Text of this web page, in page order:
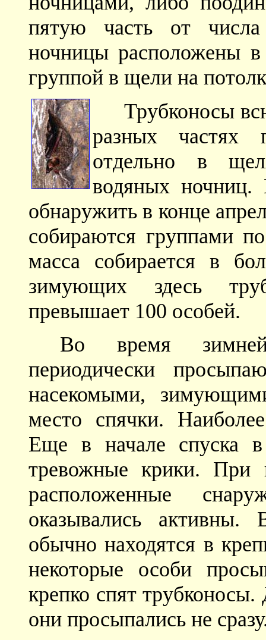
пятую часть от
ночницы расположены
группой в щели на
Трубконосы
разных частях
отдельно в
водяных ночниц.
обнаружить в конце
собираются группами
масса собирается в
зимующих здесь
превышает 100 особей.
Во время
периодически
насекомыми,
место спячки.
Еще в начале спуска
тревожные крики. При
расположенные
оказывались
обычно находятся в
некоторые особи
крепко спят
они просыпались не